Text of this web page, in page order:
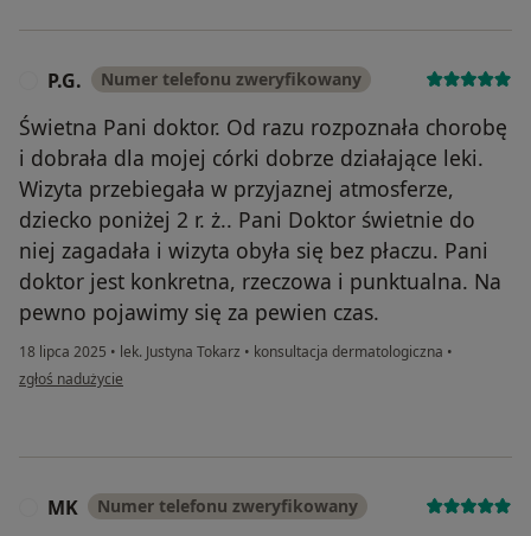
P.G. Numer telefonu zweryfikowany
Świetna Pani doktor. Od razu rozpoznała chorobę
i dobrała dla mojej córki dobrze działające leki.
Wizyta przebiegała w przyjaznej atmosferze,
dziecko poniżej 2 r. ż.. Pani Doktor świetnie do
niej zagadała i wizyta obyła się bez płaczu. Pani
doktor jest konkretna, rzeczowa i punktualna. Na
pewno pojawimy się za pewien czas.
18 lipca 2025 • lek. Justyna Tokarz • konsultacja dermatologiczna •
w opinii użytkownika P.G.
zgłoś nadużycie
MK Numer telefonu zweryfikowany